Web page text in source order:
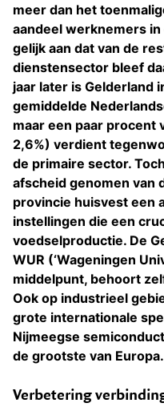
meer dan het
aandeel werknemers
gelijk aan dat van de
dienstensector bleef
jaar later is Gelderland
gemiddelde
maar een paar procent
2,6%) verdient
de primaire sector.
afscheid genomen van
provincie huisvest een
instellingen die een
voedselproductie. De
WUR (‘Wageningen
middelpunt, behoort
Ook op industrieel
grote internationale
Nijmeegse
de grootste van Europa.
Verbetering